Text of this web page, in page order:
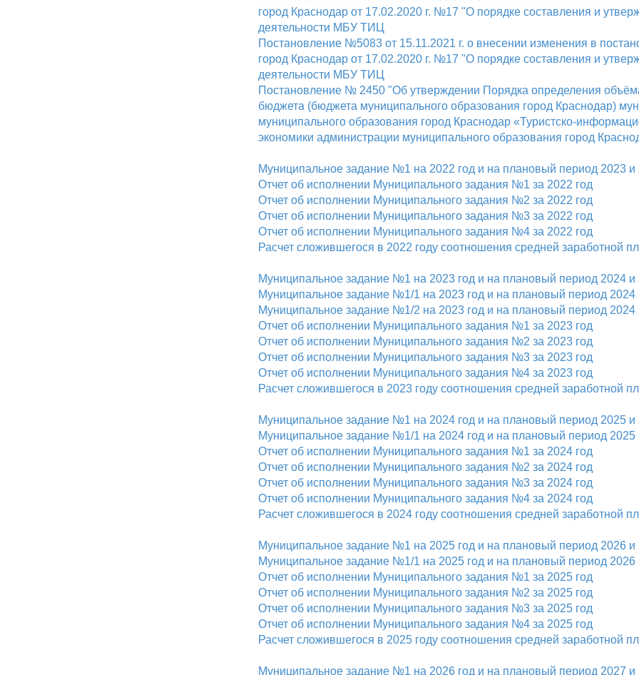
город Краснодар от 17.02.2020 г. №17 "О порядке составления и
деятельности МБУ ТИЦ
Постановление №5083 от 15.11.2021 г. о внесении изменения в
город Краснодар от 17.02.2020 г. №17 "О порядке составления и
деятельности МБУ ТИЦ
Постановление № 2450 "Об утверждении Порядка определения
бюджета (бюджета муниципального образования город Краснодар)
муниципального образования город Краснодар «Туристско-
экономики администрации муниципального образования город
Муниципальное задание №1 на 2022 год и на плановый период 2023 и
Отчет об исполнении Муниципального задания №1 за 2022 год
Отчет об исполнении Муниципального задания №2 за 2022 год
Отчет об исполнении Муниципального задания №3 за 2022 год
Отчет об исполнении Муниципального задания №4 за 2022 год
Расчет сложившегося в 2022 году соотношения средней заработной
Муниципальное задание №1 на 2023 год и на плановый период 2024 и
Муниципальное задание №1/1 на 2023 год и на плановый период 2024
Муниципальное задание №1/2 на 2023 год и на плановый период 2024
Отчет об исполнении Муниципального задания №1 за 2023 год
Отчет об исполнении Муниципального задания №2 за 2023 год
Отчет об исполнении Муниципального задания №3 за 2023 год
Отчет об исполнении Муниципального задания №4 за 2023 год
Расчет сложившегося в 2023 году соотношения средней заработной
Муниципальное задание №1 на 2024 год и на плановый период 2025 и
Муниципальное задание №1/1 на 2024 год и на плановый период 2025
Отчет об исполнении Муниципального задания №1 за 2024 год
Отчет об исполнении Муниципального задания №2 за 2024 год
Отчет об исполнении Муниципального задания №3 за 2024 год
Отчет об исполнении Муниципального задания №4 за 2024 год
Расчет сложившегося в 2024 году соотношения средней заработной
Муниципальное задание №1 на 2025 год и на плановый период 2026 и
Муниципальное задание №1/1 на 2025 год и на плановый период 2026
Отчет об исполнении Муниципального задания №1 за 2025 год
Отчет об исполнении Муниципального задания №2 за 2025 год
Отчет об исполнении Муниципального задания №3 за 2025 год
Отчет об исполнении Муниципального задания №4 за 2025 год
Расчет сложившегося в 2025 году соотношения средней заработной
Муниципальное задание №1 на 2026 год и на плановый период 2027 и